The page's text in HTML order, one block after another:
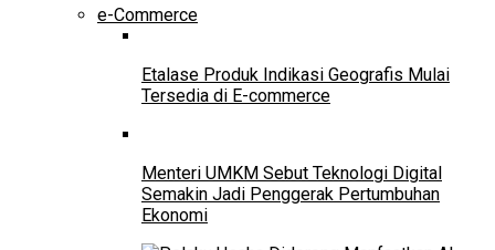
e-Commerce
Etalase Produk Indikasi Geografis Mulai
Tersedia di E-commerce
Menteri UMKM Sebut Teknologi Digital
Semakin Jadi Penggerak Pertumbuhan
Ekonomi